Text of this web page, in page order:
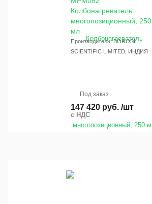
Колбонагреватель
многопозиционный, 250
мл
Производитель: BOROSIL
SCIENTIFIC LIMITED, ИНДИЯ
Под заказ
147 420 руб. /шт
с НДС